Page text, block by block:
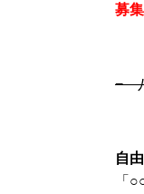
募
−
自
「